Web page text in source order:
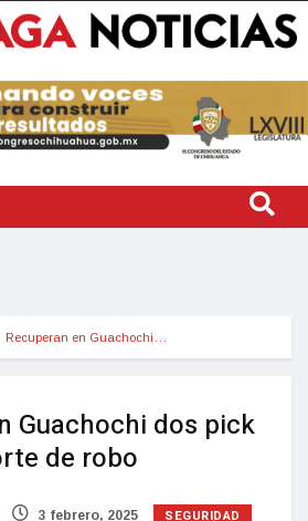
Recuperan en Guachochi…
Guachochi dos pick
de robo
3 febrero, 2025 SEGURIDAD